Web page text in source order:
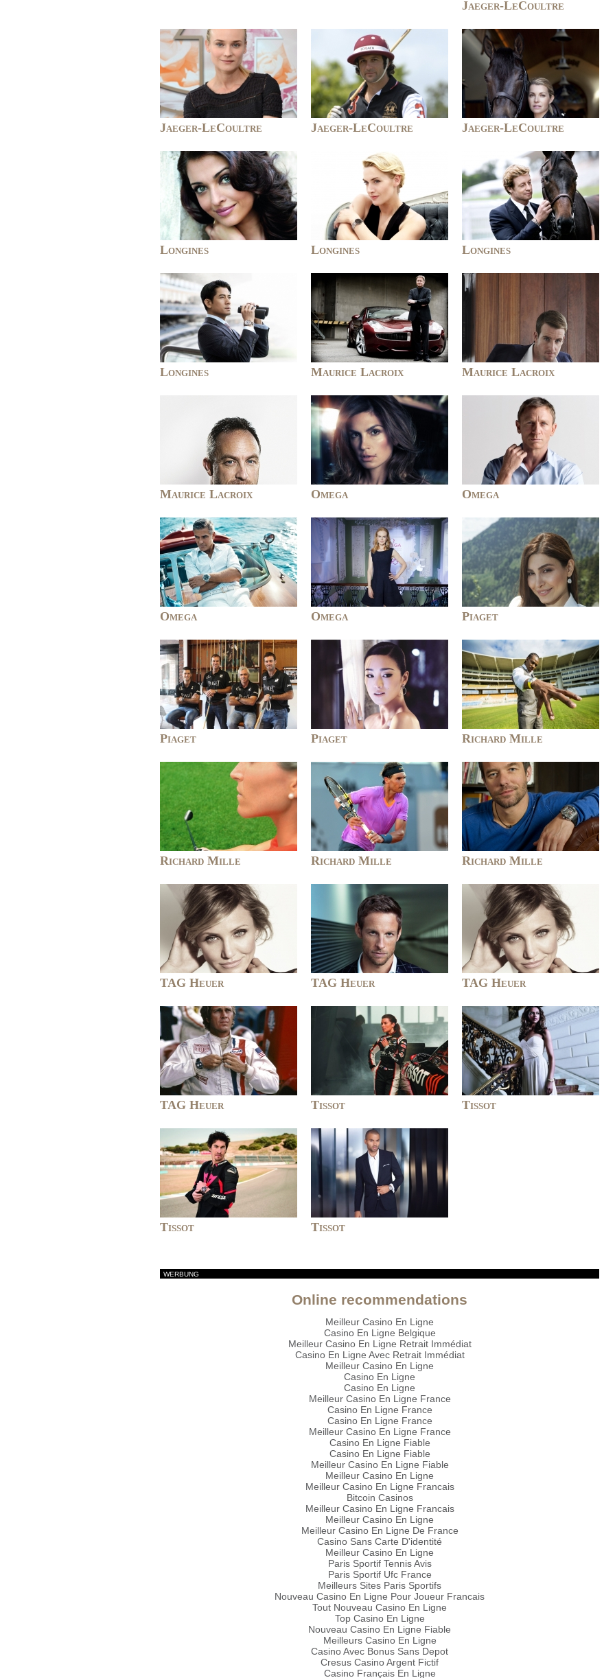
Jaeger-LeCoultre
Jaeger-LeCoultre Jaeger-LeCoultre Jaeger-LeCoultre
Longines Longines Longines
Longines Maurice Lacroix Maurice Lacroix
Maurice Lacroix Omega Omega
Omega Omega Piaget
Piaget Piaget Richard Mille
Richard Mille Richard Mille Richard Mille
TAG Heuer TAG Heuer TAG Heuer
TAG Heuer Tissot Tissot
Tissot Tissot
WERBUNG
Online recommendations
Meilleur Casino En Ligne
Casino En Ligne Belgique
Meilleur Casino En Ligne Retrait Immédiat
Casino En Ligne Avec Retrait Immédiat
Meilleur Casino En Ligne
Casino En Ligne
Casino En Ligne
Meilleur Casino En Ligne France
Casino En Ligne France
Casino En Ligne France
Meilleur Casino En Ligne France
Casino En Ligne Fiable
Casino En Ligne Fiable
Meilleur Casino En Ligne Fiable
Meilleur Casino En Ligne
Meilleur Casino En Ligne Francais
Bitcoin Casinos
Meilleur Casino En Ligne Francais
Meilleur Casino En Ligne
Meilleur Casino En Ligne De France
Casino Sans Carte D'identité
Meilleur Casino En Ligne
Paris Sportif Tennis Avis
Paris Sportif Ufc France
Meilleurs Sites Paris Sportifs
Nouveau Casino En Ligne Pour Joueur Francais
Tout Nouveau Casino En Ligne
Top Casino En Ligne
Nouveau Casino En Ligne Fiable
Meilleurs Casino En Ligne
Casino Avec Bonus Sans Depot
Cresus Casino Argent Fictif
Casino Français En Ligne